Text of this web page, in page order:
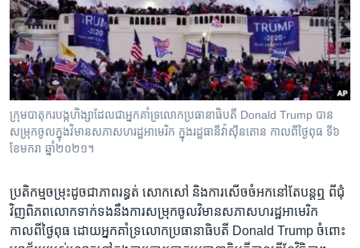
ទំព័រ​
រចនា
សម្ព័ន្ធ​
រំលង​
និង​
ទៅ​
កាន់​
រក
កម្មវិធីទាំងអស់
Khmer English
បណ្តាញ​សង្គម
ក្រុមបាតុករបង្កហិង្សាដែលជាអ្នកគាំទ្រលោកប្រធានាធិបតី Donald Trump បាន
សម្រុកចូលក្នុងវិមានសភាសហរដ្ឋអាមេរិក ក្នុងរដ្ឋធានីវ៉ាស៊ីនតោន កាលពីថ្ងៃពុធ ទី៦
ខែមករា ឆ្នាំ២០២១។
ប្រតិកម្ម​ចម្រុះ​ដូច​ជា​ភាព​រន្ធត់ ​សោក​សៅ​ និង​ការ​សើចចំអក​នៅតែ​បន្ត​ឮ ពី​ជុំ
វិញ​ពិភពលោក​ទាក់ទង​នឹង​ការ​សម្រុក​ចូល​វិមាន​សភាសហរដ្ឋ​អាមេរិក ​
កាលពី​ថ្ងៃពុធ​ ដោយ​អ្នកគាំទ្រ​លោក​ប្រធានាធិបតី ​Donald Trump ​ចំពោះ​